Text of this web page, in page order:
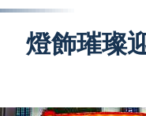
燈飾璀璨